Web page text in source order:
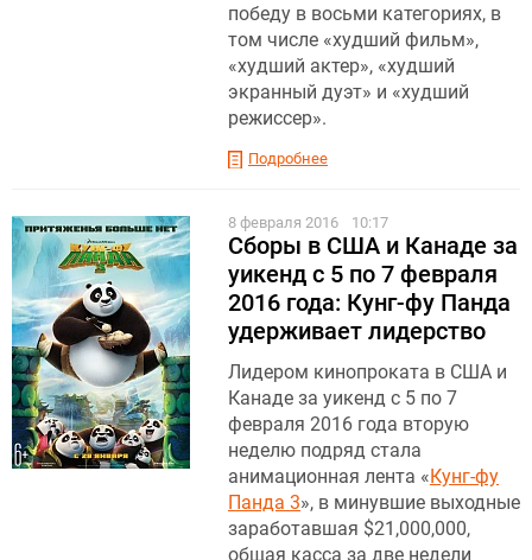
победу в восьми категориях, в
том числе «худший фильм»,
«худший актер», «худший
экранный дуэт» и «худший
режиссер».
Подробнее
8 февраля 2016 10:17
Сборы в США и Канаде за
уикенд с 5 по 7 февраля
2016 года: Кунг-фу Панда
удерживает лидерство
Лидером кинопроката в США и
Канаде за уикенд с 5 по 7
февраля 2016 года вторую
неделю подряд стала
анимационная лента «Кунг-фу
Панда 3», в минувшие выходные
заработавшая $21,000,000,
общая касса за две недели